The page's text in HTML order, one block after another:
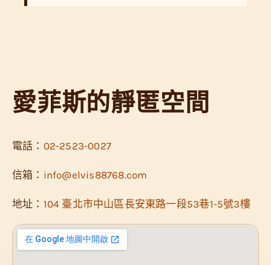
愛菲斯的靜匿空間
電話： 02-2523-0027
信箱： info@elvis88768.com
地址： 104 臺北市中山區長安東路一段53巷1-5號3樓